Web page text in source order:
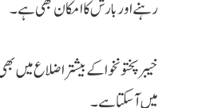
رہنے اور بارش کا امکان بھی ہے۔
خیبرپختونخوا کے بیشتر اضلاع
میں آ سکتا ہے۔